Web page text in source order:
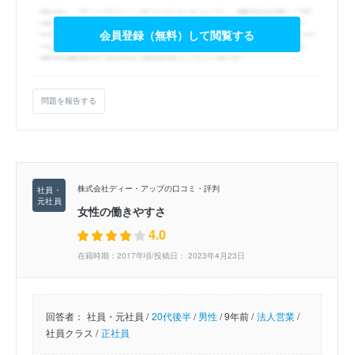
会員登録（無料）して閲覧する
問題を報告する
株式会社ディー・アップの口コミ・評判
女性の働きやすさ
4.0
在籍時期：2017年頃/投稿日： 2023年4月23日
回答者： 社員・元社員 / 20代後半/男性/9年前 / 法人営業/
社員クラス / 正社員